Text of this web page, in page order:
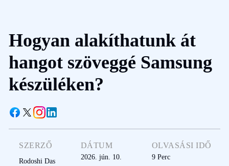
Hogyan alakíthatunk át
hangot szöveggé Samsung
készüléken?
SZERZŐ
Rodoshi Das
DÁTUM
2026. jún. 10.
OLVASÁSI IDŐ
9 Perc